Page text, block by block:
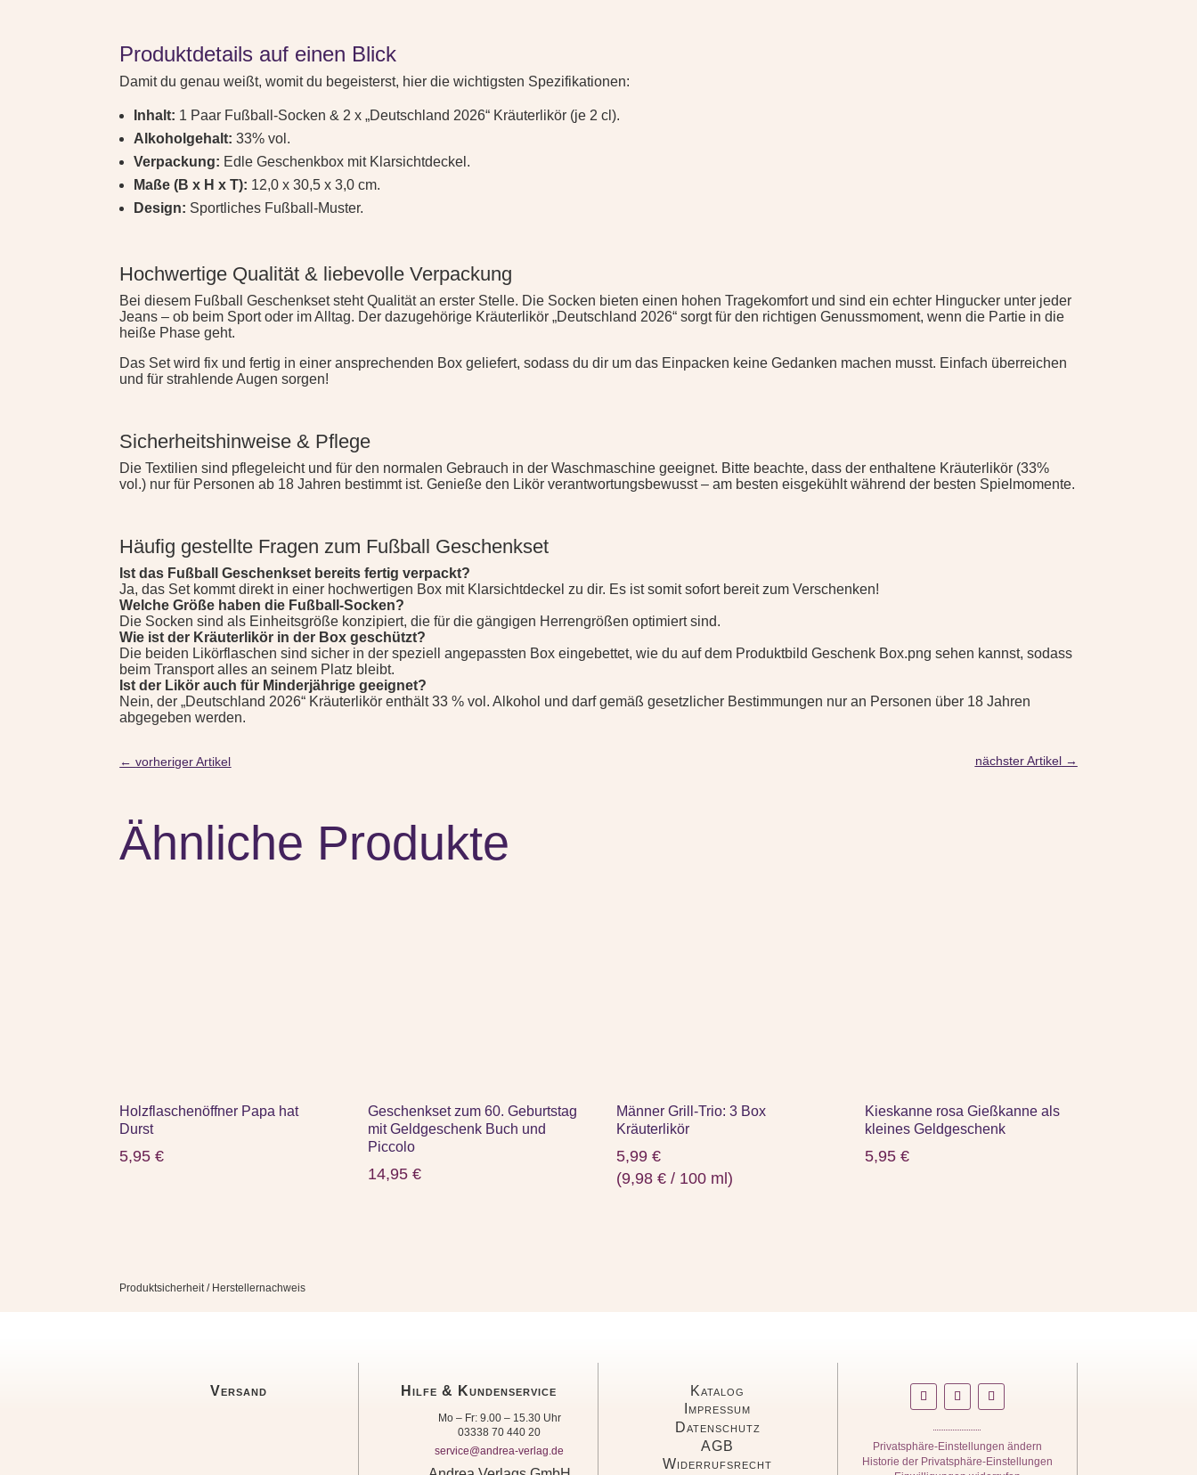
Produktdetails auf einen Blick
Damit du genau weißt, womit du begeisterst, hier die wichtigsten Spezifikationen:
Inhalt: 1 Paar Fußball-Socken & 2 x „Deutschland 2026“ Kräuterlikör (je 2 cl).
Alkoholgehalt: 33% vol.
Verpackung: Edle Geschenkbox mit Klarsichtdeckel.
Maße (B x H x T): 12,0 x 30,5 x 3,0 cm.
Design: Sportliches Fußball-Muster.
Hochwertige Qualität & liebevolle Verpackung
Bei diesem Fußball Geschenkset steht Qualität an erster Stelle. Die Socken bieten einen hohen Tragekomfort und sind ein echter Hingucker unter jeder
Jeans – ob beim Sport oder im Alltag. Der dazugehörige Kräuterlikör „Deutschland 2026“ sorgt für den richtigen Genussmoment, wenn die Partie in die
heiße Phase geht.
Das Set wird fix und fertig in einer ansprechenden Box geliefert, sodass du dir um das Einpacken keine Gedanken machen musst. Einfach überreichen
und für strahlende Augen sorgen!
Sicherheitshinweise & Pflege
Die Textilien sind pflegeleicht und für den normalen Gebrauch in der Waschmaschine geeignet. Bitte beachte, dass der enthaltene Kräuterlikör (33%
vol.) nur für Personen ab 18 Jahren bestimmt ist. Genieße den Likör verantwortungsbewusst – am besten eisgekühlt während der besten Spielmomente.
Häufig gestellte Fragen zum Fußball Geschenkset
Ist das Fußball Geschenkset bereits fertig verpackt?
Ja, das Set kommt direkt in einer hochwertigen Box mit Klarsichtdeckel zu dir. Es ist somit sofort bereit zum Verschenken!
Welche Größe haben die Fußball-Socken?
Die Socken sind als Einheitsgröße konzipiert, die für die gängigen Herrengrößen optimiert sind.
Wie ist der Kräuterlikör in der Box geschützt?
Die beiden Likörflaschen sind sicher in der speziell angepassten Box eingebettet, wie du auf dem Produktbild Geschenk Box.png sehen kannst, sodass
beim Transport alles an seinem Platz bleibt.
Ist der Likör auch für Minderjährige geeignet?
Nein, der „Deutschland 2026“ Kräuterlikör enthält 33 % vol. Alkohol und darf gemäß gesetzlicher Bestimmungen nur an Personen über 18 Jahren
abgegeben werden.
←vorheriger Artikel nächster Artikel→
Ähnliche Produkte
Holzflaschenöffner Papa hat
Durst
5,95€
Geschenkset zum 60. Geburtstag
mit Geldgeschenk Buch und
Piccolo
14,95€
Männer Grill-Trio: 3 Box
Kräuterlikör
5,99€
(9,98€ / 100 ml)
Kieskanne rosa Gießkanne als
kleines Geldgeschenk
5,95€
Produktsicherheit / Herstellernachweis
Versand Hilfe & Kundenservice
Mo – Fr: 9.00 – 15.30 Uhr
03338 70 440 20
service@andrea-verlag.de
Katalog
Impressum
Datenschutz
AGB
Widerrufsrecht
Privatsphäre-Einstellungen ändern
Historie der Privatsphäre-Einstellungen